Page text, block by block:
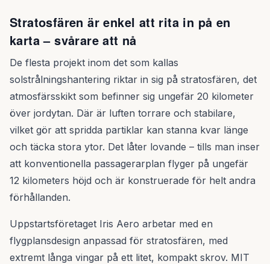
Stratosfären är enkel att rita in på en
karta – svårare att nå
De flesta projekt inom det som kallas
solstrålningshantering riktar in sig på stratosfären, det
atmosfärsskikt som befinner sig ungefär 20 kilometer
över jordytan. Där är luften torrare och stabilare,
vilket gör att spridda partiklar kan stanna kvar länge
och täcka stora ytor. Det låter lovande – tills man inser
att konventionella passagerarplan flyger på ungefär
12 kilometers höjd och är konstruerade för helt andra
förhållanden.
Uppstartsföretaget Iris Aero arbetar med en
flygplansdesign anpassad för stratosfären, med
extremt långa vingar på ett litet, kompakt skrov. MIT